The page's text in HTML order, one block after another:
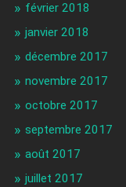
février 2018
janvier 2018
décembre 2017
novembre 2017
octobre 2017
septembre 2017
août 2017
juillet 2017